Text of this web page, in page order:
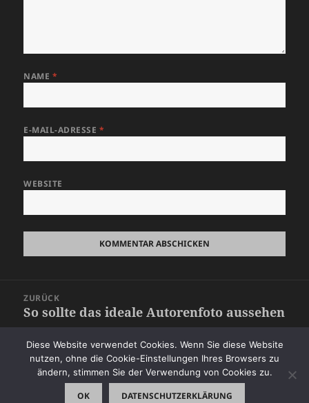
NAME *
E-MAIL-ADRESSE *
WEBSITE
ZURÜCK
Vorheriger
Beitrag:
So sollte das ideale Autorenfoto aussehen
WEITER
Nächster
Techtelmechtel – wer sagt das heute noch
Diese Website verwendet Cookies. Wenn Sie diese Website
nutzen, ohne die Cookie-Einstellungen Ihres Browsers zu
ändern, stimmen Sie der Verwendung von Cookies zu.
OK DATENSCHUTZERKLÄRUNG